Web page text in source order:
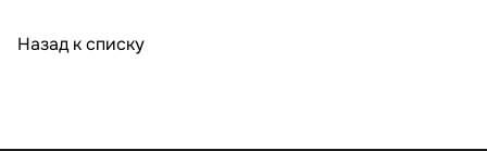
Назад к списку